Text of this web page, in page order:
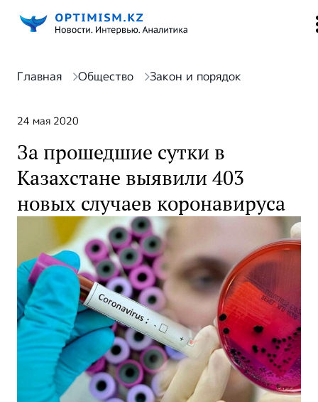
Главная Общество Закон и порядок
24 мая 2020
За прошедшие сутки в
Казахстане выявили 403
новых случаев коронавируса